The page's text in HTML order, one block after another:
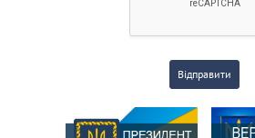
Відправити